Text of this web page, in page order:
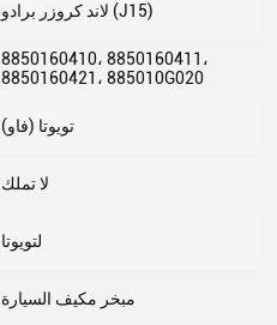
لاند كروزر برادو (J15)
8850160410، 8850160411،
8850160421، 885010G020
تويوتا (فاو)
لا تملك
لتويوتا
مبخر مكيف السيارة